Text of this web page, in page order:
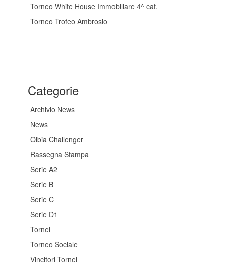
Torneo White House Immobiliare 4^ cat.
Torneo Trofeo Ambrosio
Categorie
Archivio News
News
Olbia Challenger
Rassegna Stampa
Serie A2
Serie B
Serie C
Serie D1
Tornei
Torneo Sociale
Vincitori Tornei